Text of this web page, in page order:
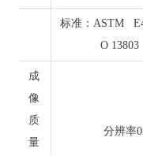
标准：ASTM
O 13803
成
像
质
量
分辨率